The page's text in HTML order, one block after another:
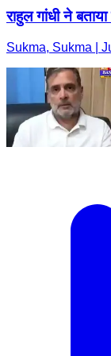
राहुल गांधी ने
Sukma, Sukma |